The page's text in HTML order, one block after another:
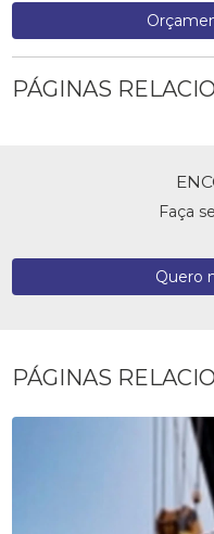
PÁGINAS
Faça
Quero
PÁGINAS